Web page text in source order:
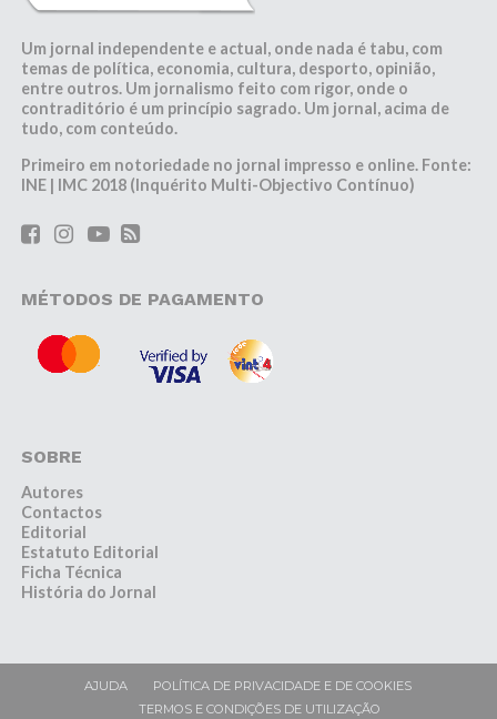
Um jornal independente e actual, onde nada é tabu, com
temas de política, economia, cultura, desporto, opinião,
entre outros. Um jornalismo feito com rigor, onde o
contraditório é um princípio sagrado. Um jornal, acima de
tudo, com conteúdo.
Primeiro em notoriedade no jornal impresso e online. Fonte:
INE | IMC 2018 (Inquérito Multi-Objectivo Contínuo)
MÉTODOS DE PAGAMENTO
SOBRE
Autores
Contactos
Editorial
Estatuto Editorial
Ficha Técnica
História do Jornal
AJUDA
POLÍTICA DE PRIVACIDADE E DE COOKIES
TERMOS E CONDIÇÕES DE UTILIZAÇÃO